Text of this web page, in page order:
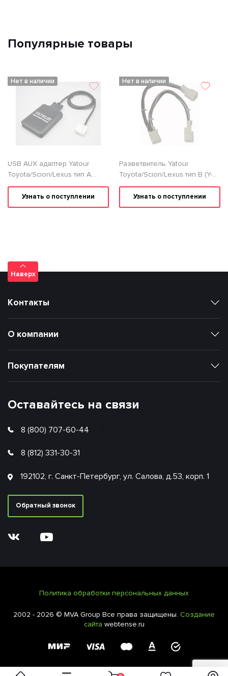
Популярные товары
Нет в наличии
USB AUX адаптер Yatour
Toyota/Scion/Lexus тип A
(TOY1)
Узнать о поступлении
Нет в наличии
Разветвитель Yatour
Toyota/Scion/Lexus тип B (Y-
6x6)
Узнать о поступлении
Наверх
Оставайтесь на связи
8 (800) 707-60-44
8 (812) 331-30-31
192102, г. Санкт-Петербург, ул. Салова, д.53, корп. 1
Обратный звонок
Покупателям
О компании
Контакты
Политика обработки персональных данных
2002 - 2026 © MVA Group Все права защищены. Создание
сайта webtense.ru